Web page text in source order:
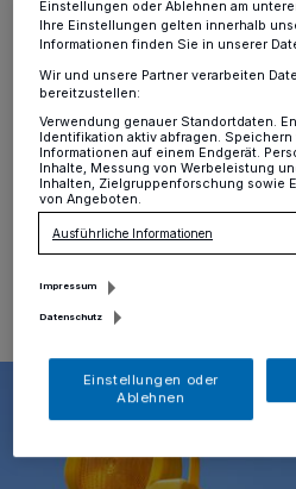
der Gruitener
Hochdahl·Aufgrund von
Verkehrseinschränkungen auf
357) in Hochdahl.
28.05.2026 , 12:20 Uhr Eine
Einstellungen oder Ablehnen am
Ihre Einstellungen gelten innerhalb
Informationen finden Sie in unserer
Wir und unsere Partner verarbeiten
bereitzustellen:
Verwendung genauer Standortdaten.
Identifikation aktiv abfragen.
Informationen auf einem Endgerät.
Inhalte, Messung von Werbeleistung
Inhalten, Zielgruppenforschung sowie
von Angeboten.
Ausführliche Informationen
Impressum
Datenschutz
Einstellungen oder
Ablehnen